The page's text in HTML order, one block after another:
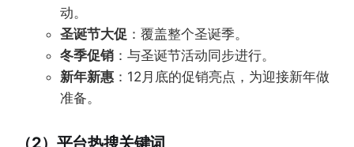
动。
圣诞节大促 ：覆盖整个圣诞季。
冬季促销 ：与圣诞节活动同步进行。
新年新惠 ：12月底的促销亮点，为迎接新年做
准备。
（2）平台热搜关键词